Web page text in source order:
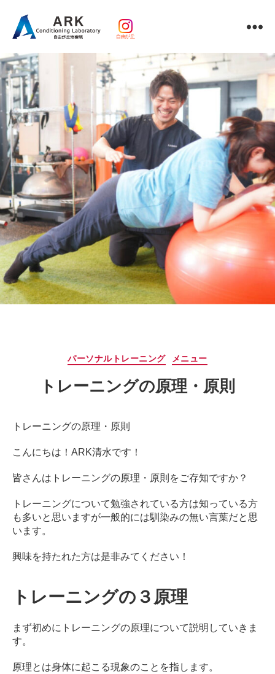
ー
ソ
ナ
ル
ト
レ
ー
ニ
ン
グ
ｘ
整
体・
鍼
灸・
マ
ッ
サ
ー
治
の
め
ア
ー
ク
ン
シ
ニ
ン
自
自由が丘
カ
ゴ
パーソナルトレーニング メニュー
トレーニングの原理・原則
トレーニングの原理・原則
こんにちは！ARK清水です！
皆さんはトレーニングの原理・原則をご存知ですか？
トレーニングについて勉強されている方は知っている方
も多いと思いますが一般的には馴染みの無い言葉だと思
います。
興味を持たれた方は是非みてください！
トレーニングの３原理
まず初めにトレーニングの原理について説明していきま
す。
原理とは身体に起こる現象のことを指します。